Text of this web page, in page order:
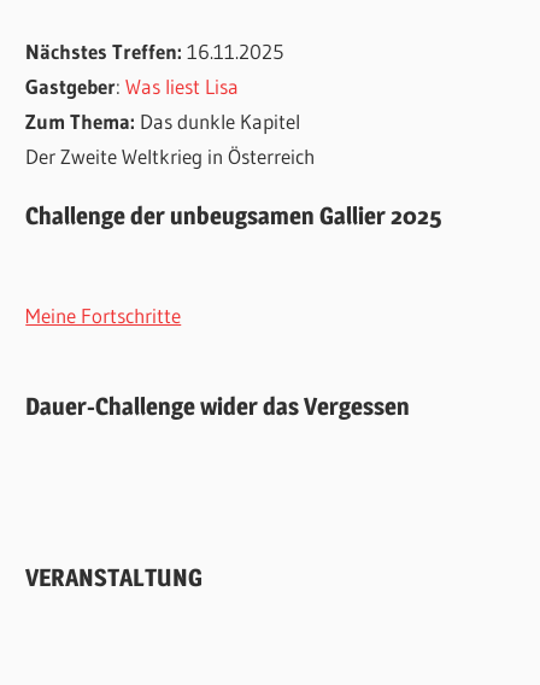
Nächstes Treffen:16.11.2025
Gastgeber:Was liest Lisa
Zum Thema: Das dunkle Kapitel
Der Zweite Weltkrieg in Österreich
Challenge der unbeugsamen Gallier 2025
Meine Fortschritte
Dauer-Challenge wider das Vergessen
VERANSTALTUNG